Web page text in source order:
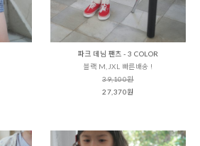
파크 데님 팬츠 - 3 COLOR
블랙 M,JXL 빠른배송 !
39,100원
27,370원